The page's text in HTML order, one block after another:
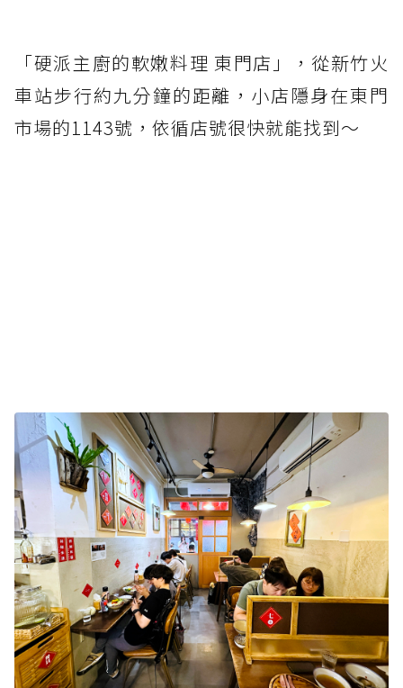
「硬派主廚的軟嫩料理 東門店」，從新竹火
車站步行約九分鐘的距離，小店隱身在東門
市場的1143號，依循店號很快就能找到～